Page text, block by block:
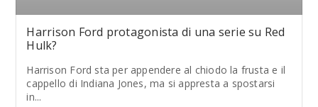
Harrison Ford protagonista di una serie su Red
Hulk?
Harrison Ford sta per appendere al chiodo la frusta e il
cappello di Indiana Jones, ma si appresta a spostarsi
in...